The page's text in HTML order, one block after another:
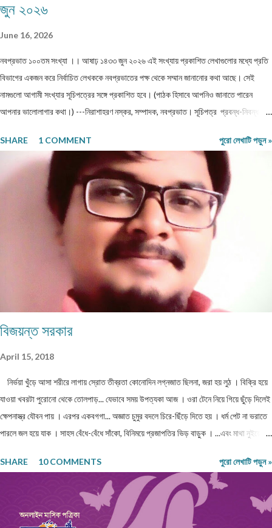
জুন ২০২৬
June 16, 2026
নবপ্রভাত ১০০তম সংখ্যা ।। আষাঢ় ১৪৩৩ জুন ২০২৬ এই সংখ্যায় প্রকাশিত লেখাগুলোর মধ্যে প্রতি
বিভাগের একজন করে নির্বাচিত লেখককে নবপ্রভাতের পক্ষ থেকে সম্মান জানানোর কথা আছে। সেই
নামগুলো আগামী সংখ্যার সূচিপত্রের সঙ্গে প্রকাশিত হবে। (পাঠক হিসাবে আপনিও জানাতে পারেন
আপনার ভালোলাগার কথা।) ---নিরাশাহরণ নস্কর, সম্পাদক, নবপ্রভাত। সূচিপত্র প্রবন্ধ-নিবন্ধ-
থেকে পতন : অনিক দত্ত ও মানুষের নিঃশ... প্রবন্ধ ।। ধাঙড় ।। মোঃ চাঁন মিয়া ফকির প্রবন্ধ ।।
অন্ধকারের উৎস হতে উৎসারিত আলো ।। কুহেলী... প্রবন্ধ ।। নারীর সম্মান ও অধিকার — অলীক
কল্পনা, না... আন্তর্জাতিক খ্যাতি সম্পন্ন ভাষা বিজ্ঞানী অধ্যাপক প... প্রবন্ধ ।। কবি কৃষ্ণচন্দ্র মজুমদার
।। সুমন বিপ্লব ফিচার ।। চা দিবস ।। অশোক বন্দ্যোপাধ্যায় ফিচার ।। বর্তমান প্রেক্ষাপটে
আন্তর্জাতিক জীববৈচিত্... রম্যনাটিকা ।। পাত্র দেখা ।। সুশীল বন্দ্যোপাধ্যায় ভ্রমণকাহিনি
মাজান্দারান: কাস্পিয়ান সাগরের তীর... ঝরণার গান শুনতে ।। ...
SHARE 1 COMMENT পুরো লেখাটি পড়ুন »
বিজয়ন্ত সরকার
April 15, 2018
নির্ভয়া খুঁড়ে আসা শরীরে লাগায় স্রোত তীব্রতা কোনোদিন লগ্নজাত ছিলনা, জরা হয় লুঠ । বিক্রি হয়ে
যাওয়া খবরটা পুরোনো থেকে তোলপাড়... যেভাবে সময় উপত্যকা আজ । ওরা টেনে নিয়ে গিয়ে ছুঁড়ে দিলেই
ক্ষেপনাস্ত্র যৌবন পায় । এরপর একবগগা... অজ্ঞাত চুমুর বদলে চিরে-ছিঁড়ে দিতে হয় । ধর্ম পেট না ভরাতে
পারলে জল হয়ে যাক । সাহস বেঁধে-বেঁধে সাঁকো, বিনিময়ে প্রজাপতির ভিড় বাড়ুক । ...এবং মাথা নুইয়ে
রোধহীন । কাল্পনিক চরিত্ররা এখনও চোখে চোখ ঠুকেই বেঁচে থাকে স্বরচিত ।
........................ বিজয়ন্ত সরকার মিলন পাড়া, রায়গঞ্জ উত্তর দিনাজপুর
SHARE 10 COMMENTS পুরো লেখাটি পড়ুন »